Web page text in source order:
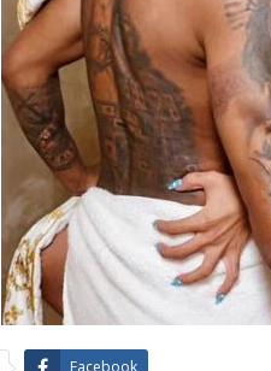
Facebook